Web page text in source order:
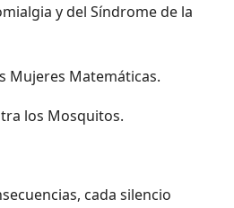
y del Síndrome de la
Mujeres Matemáticas.
los Mosquitos.
cada silencio